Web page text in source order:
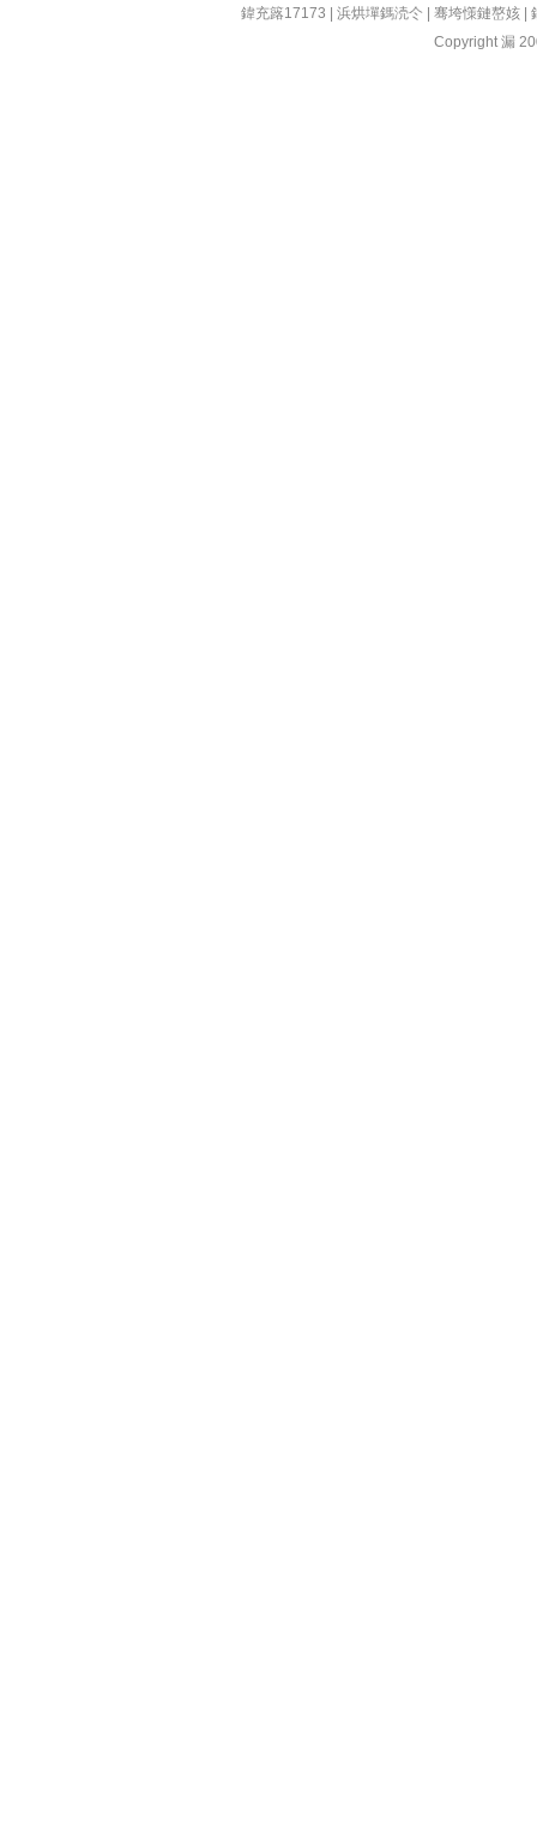
鍏充簬17173 |浜烘墠鎷涜仒 |骞垮憡鏈嶅姟 |
Copyright 漏